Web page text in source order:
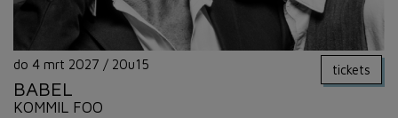
do 4 mrt 2027 / 20u15 tickets
BABEL
KOMMIL FOO